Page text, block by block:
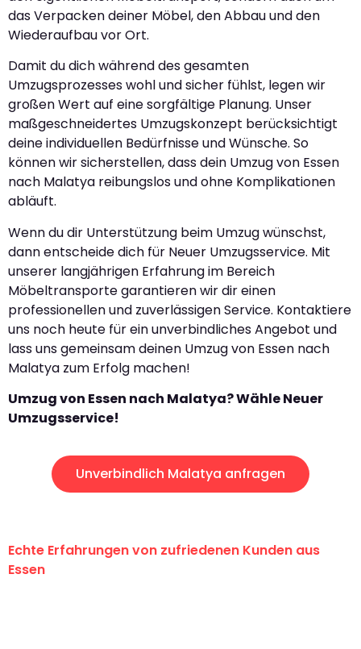
das Verpacken deiner Möbel, den Abbau und den
Wiederaufbau vor Ort.
Damit du dich während des gesamten
Umzugsprozesses wohl und sicher fühlst, legen wir
großen Wert auf eine sorgfältige Planung. Unser
maßgeschneidertes Umzugskonzept berücksichtigt
deine individuellen Bedürfnisse und Wünsche. So
können wir sicherstellen, dass dein Umzug von Essen
nach Malatya reibungslos und ohne Komplikationen
abläuft.
Wenn du dir Unterstützung beim Umzug wünschst,
dann entscheide dich für Neuer Umzugsservice. Mit
unserer langjährigen Erfahrung im Bereich
Möbeltransporte garantieren wir dir einen
professionellen und zuverlässigen Service. Kontaktiere
uns noch heute für ein unverbindliches Angebot und
lass uns gemeinsam deinen Umzug von Essen nach
Malatya zum Erfolg machen!
Umzug von Essen nach Malatya? Wähle Neuer
Umzugsservice!
Unverbindlich Malatya anfragen
Echte Erfahrungen von zufriedenen Kunden aus
Essen